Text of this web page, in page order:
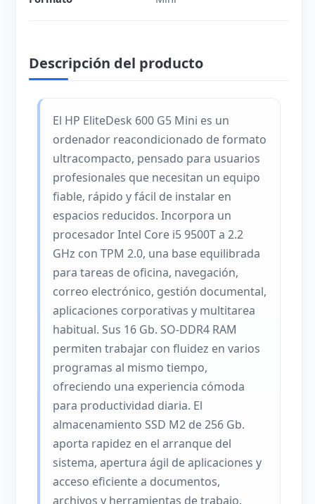
Descripción del producto
El HP EliteDesk 600 G5 Mini es un
ordenador reacondicionado de formato
ultracompacto, pensado para usuarios
profesionales que necesitan un equipo
fiable, rápido y fácil de instalar en
espacios reducidos. Incorpora un
procesador Intel Core i5 9500T a 2.2
GHz con TPM 2.0, una base equilibrada
para tareas de oficina, navegación,
correo electrónico, gestión documental,
aplicaciones corporativas y multitarea
habitual. Sus 16 Gb. SO-DDR4 RAM
permiten trabajar con fluidez en varios
programas al mismo tiempo,
ofreciendo una experiencia cómoda
para productividad diaria. El
almacenamiento SSD M2 de 256 Gb.
aporta rapidez en el arranque del
sistema, apertura ágil de aplicaciones y
acceso eficiente a documentos,
archivos y herramientas de trabajo.